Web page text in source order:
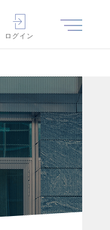
ログイン